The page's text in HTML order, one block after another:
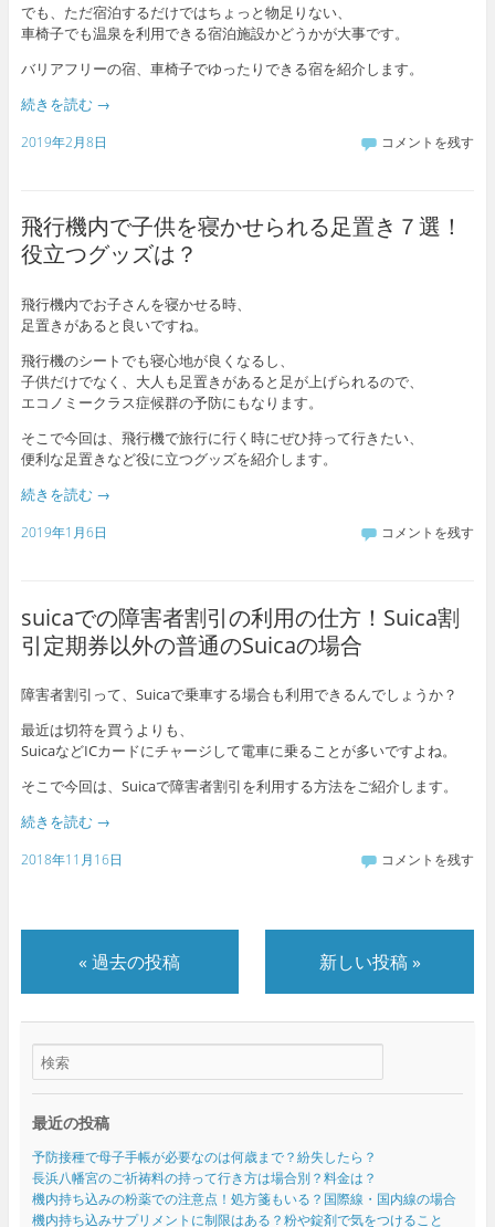
でも、ただ宿泊するだけではちょっと物足りない、
車椅子でも温泉を利用できる宿泊施設かどうかが大事です。
バリアフリーの宿、車椅子でゆったりできる宿を紹介します。
続きを読む →
2019年2月8日 コメントを残す
飛行機内で子供を寝かせられる足置き７選！
役立つグッズは？
飛行機内でお子さんを寝かせる時、
足置きがあると良いですね。
飛行機のシートでも寝心地が良くなるし、
子供だけでなく、大人も足置きがあると足が上げられるので、
エコノミークラス症候群の予防にもなります。
そこで今回は、飛行機で旅行に行く時にぜひ持って行きたい、
便利な足置きなど役に立つグッズを紹介します。
続きを読む →
2019年1月6日 コメントを残す
suicaでの障害者割引の利用の仕方！Suica割
引定期券以外の普通のSuicaの場合
障害者割引って、Suicaで乗車する場合も利用できるんでしょうか？
最近は切符を買うよりも、
SuicaなどICカードにチャージして電車に乗ることが多いですよね。
そこで今回は、Suicaで障害者割引を利用する方法をご紹介します。
続きを読む →
2018年11月16日 コメントを残す
« 過去の投稿 新しい投稿»
最近の投稿
予防接種で母子手帳が必要なのは何歳まで？紛失したら？
長浜八幡宮のご祈祷料の持って行き方は場合別？料金は？
機内持ち込みの粉薬での注意点！処方箋もいる？国際線・国内線の場合
機内持ち込みサプリメントに制限はある？粉や錠剤で気をつけること